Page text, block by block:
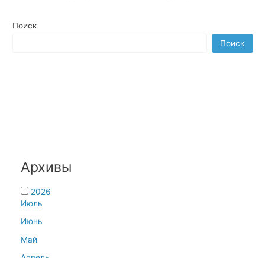
Поиск
Поиск
Архивы
2026
Июль
Июнь
Май